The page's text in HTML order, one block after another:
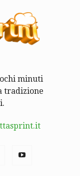
minuti
tradizione